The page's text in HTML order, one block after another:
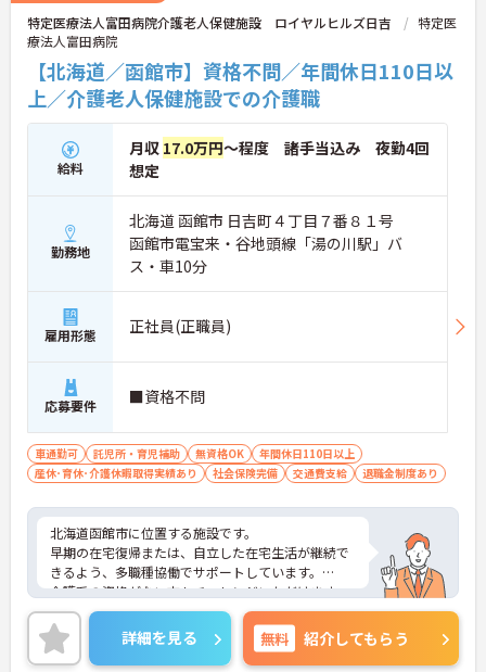
特定医療法人富田病院介護老人保健施設 ロイヤルヒルズ日吉
特定医
療法人富田病院
【北海道／函館市】資格不問／年間休日110日以
上／介護老人保健施設での介護職
給料
月収 17.0万円～程度 諸手当込み 夜勤4回
想定
勤務地
北海道 函館市 日吉町４丁目７番８１号
函館市電宝来・谷地頭線「湯の川駅」バ
ス・車10分
雇用形態 正社員(正職員)
応募要件 ■資格不問
車通勤可 託児所・育児補助 無資格OK
年間休日110日以上
産休･育休･介護休暇取得実績あり
社会保険完備 交通費支給 退職金制度あり
北海道函館市に位置する施設です。
早期の在宅復帰または、自立した在宅生活が継続で
きるよう、多職種協働でサポートしています。
介護系の資格がない方もチャレンジいただけます。
ご興味ある方には、面接対策ポイントなど、さらに
詳細をお話しいたしますのでお気軽にご相談くださ
い！
詳細を見る 無料 紹介してもらう